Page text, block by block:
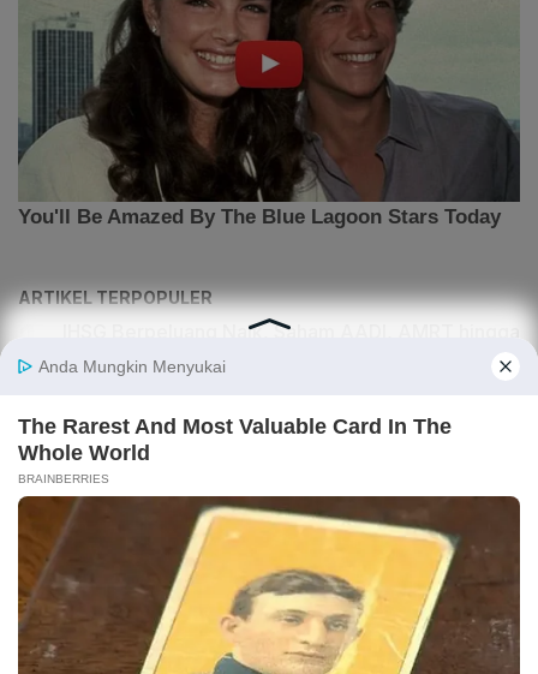
ARTIKEL TERPOPULER
IHSG Berpeluang Naik, Saham AADI, AMRT hingga
PTRO Direkomendasikan Analis
Rumah di APBN 2027
Babak Baru Drama Utang Whoosh: Estafet Beralih
dari Danantara ke Kemenkeu
Pemerintah Gandeng Cina Kembangkan Kawasan
Industri Wiraraja Madura
Purbaya Sebut Gaji Manajer Kopdes Tak Sampai
Rp 16 Juta: Kisarannya Dekati UMP